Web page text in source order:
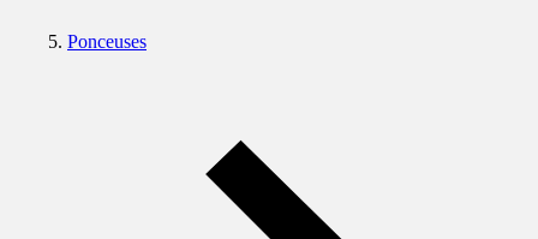
Ponceuses